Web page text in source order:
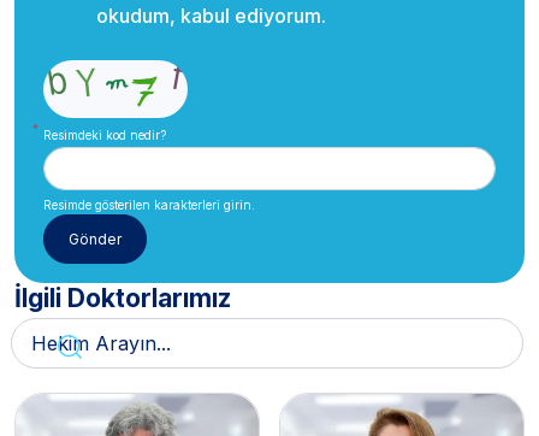
okudum, kabul ediyorum.
Resimdeki kod nedir?
Resimde gösterilen karakterleri girin.
İlgili Doktorlarımız